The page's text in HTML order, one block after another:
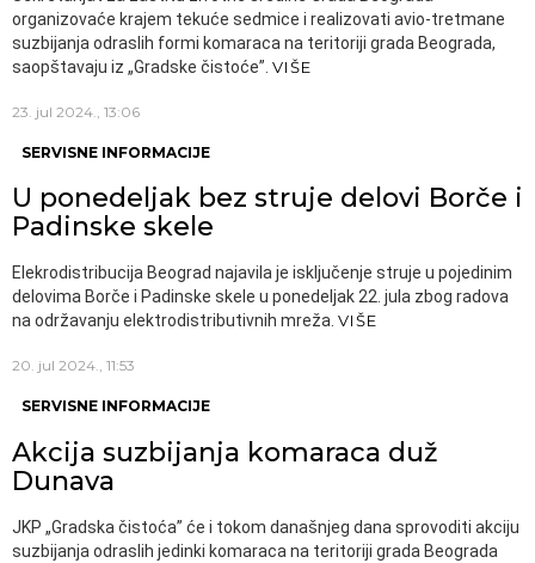
organizovaće krajem tekuće sedmice i realizovati avio-tretmane
suzbijanja odraslih formi komaraca na teritoriji grada Beograda,
saopštavaju iz „Gradske čistoće”. VIŠE
23. jul 2024., 13:06
SERVISNE INFORMACIJE
U ponedeljak bez struje delovi Borče i
Padinske skele
Elekrodistribucija Beograd najavila je isključenje struje u pojedinim
delovima Borče i Padinske skele u ponedeljak 22. jula zbog radova
na održavanju elektrodistributivnih mreža. VIŠE
20. jul 2024., 11:53
SERVISNE INFORMACIJE
Akcija suzbijanja komaraca duž
Dunava
JKP „Gradska čistoća” će i tokom današnjeg dana sprovoditi akciju
suzbijanja odraslih jedinki komaraca na teritoriji grada Beograda